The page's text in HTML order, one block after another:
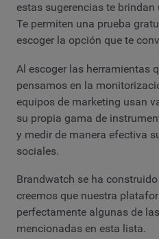
estas sugerencias te
Te permiten una prueba
escoger la opción que te
Al escoger las herramientas
pensamos en la
equipos de marketing usan
su propia gama de
y medir de manera efectiva
sociales.
Brandwatch se ha
creemos que nuestra
perfectamente algunas de
mencionadas en esta lista.